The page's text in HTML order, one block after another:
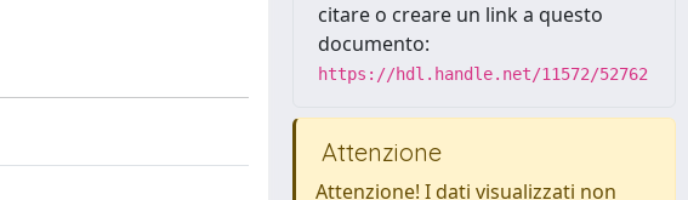
citare o creare un link a questo
documento:
https://hdl.handle.net/11572/52762
Attenzione
Attenzione! I dati visualizzati non